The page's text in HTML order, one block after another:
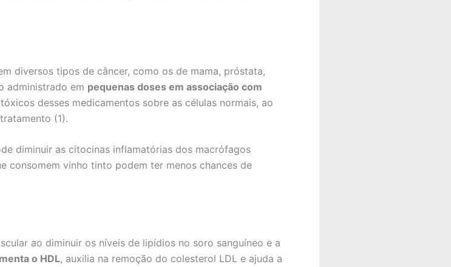
diversos tipos de câncer, como os de mama, próstata,
administrado em pequenas doses em associação com
desses medicamentos sobre as células normais, ao
(1).
diminuir as citocinas inflamatórias dos macrófagos
consomem vinho tinto podem ter menos chances de
ao diminuir os níveis de lipídios no soro sanguíneo e a
o HDL, auxilia na remoção do colesterol LDL e ajuda a